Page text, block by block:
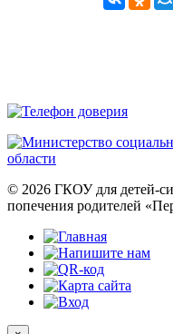
© 2026 ГКОУ для детей-
попечения родителей